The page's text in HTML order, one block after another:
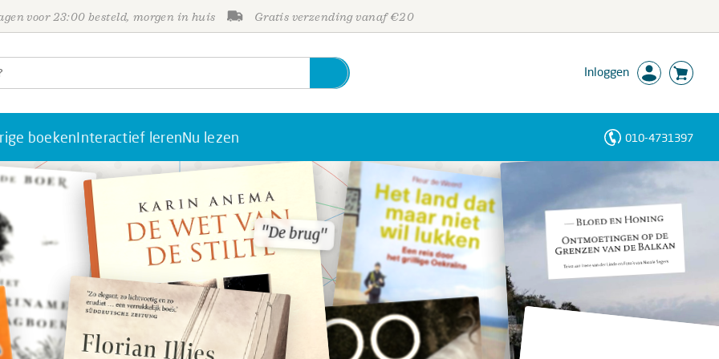
voor 23:00 besteld, morgen in huis Gratis verzending vanaf €20
Inloggen
boekenInteractief lerenNu lezen 010-4731397
"De brug"
"De brug"
Personen
Trefwoorden